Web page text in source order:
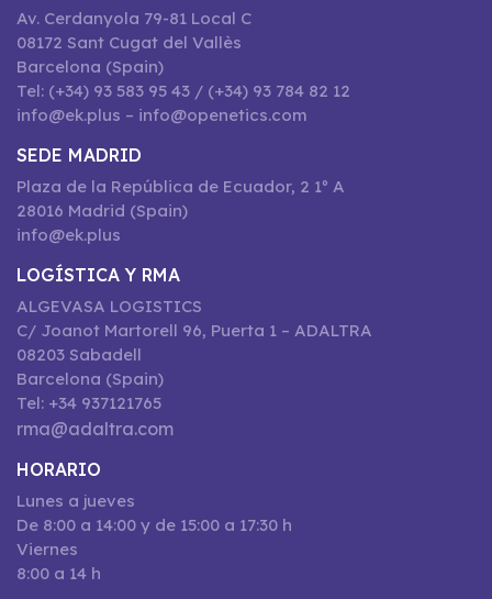
Av. Cerdanyola 79-81 Local C
08172 Sant Cugat del Vallès
Barcelona (Spain)
Tel: (+34) 93 583 95 43 / (+34) 93 784 82 12
info@ek.plus – info@openetics.com
SEDE MADRID
Plaza de la República de Ecuador, 2 1º A
28016 Madrid (Spain)
info@ek.plus
LOGÍSTICA Y RMA
ALGEVASA LOGISTICS
C/ Joanot Martorell 96, Puerta 1 – ADALTRA
08203 Sabadell
Barcelona (Spain)
Tel: +34 937121765
rma@adaltra.com
HORARIO
Lunes a jueves
De 8:00 a 14:00 y de 15:00 a 17:30 h
Viernes
8:00 a 14 h